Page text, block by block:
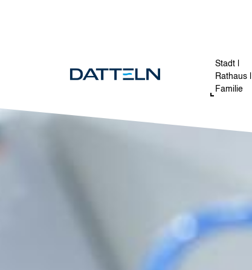
Stadt |
Rathaus |
Familie